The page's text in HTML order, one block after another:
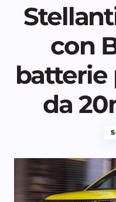
con
batterie
da